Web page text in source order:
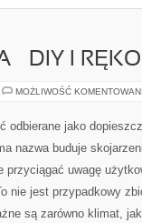
– DIY I
MOŻLIWOŚĆ
odbierane jako
nazwa buduje
przyciągać uwagę
nie jest przypadkowy
są zarówno klimat,